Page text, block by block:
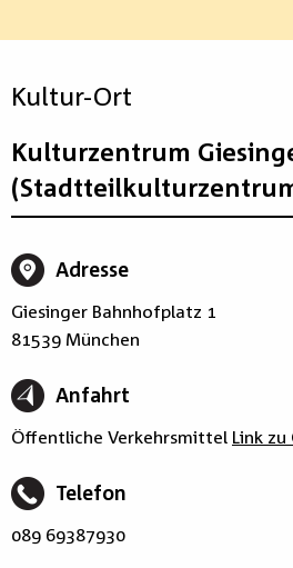
Kultur-Ort
Kulturzentrum
Adresse
Giesinger Bahnhofplatz 1
81539 München
Anfahrt
Öffentliche Verkehrsmittel Link
Telefon
089 69387930